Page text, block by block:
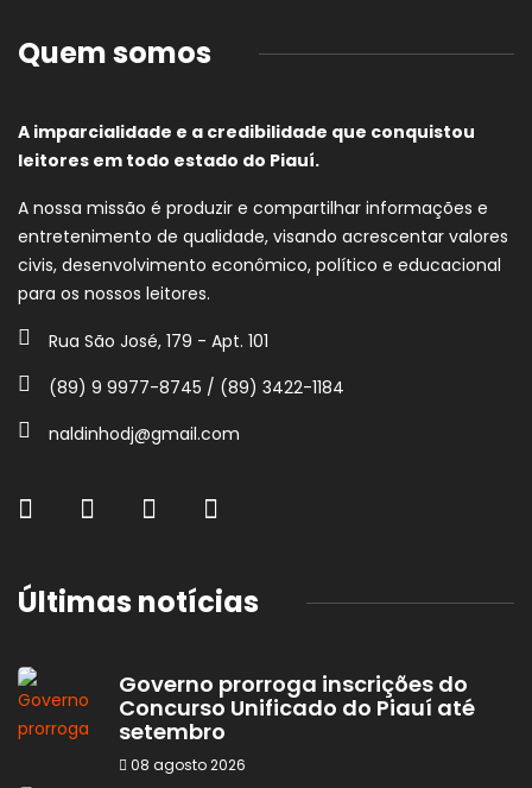
Quem somos
A imparcialidade e a credibilidade que conquistou
leitores em todo estado do Piauí.
A nossa missão é produzir e compartilhar informações e
entretenimento de qualidade, visando acrescentar valores
civis, desenvolvimento econômico, político e educacional
para os nossos leitores.
Rua São José, 179 - Apt. 101
(89) 9 9977-8745 / (89) 3422-1184
naldinhodj@gmail.com
Últimas notícias
Governo prorroga inscrições do
Concurso Unificado do Piauí até
setembro
08 agosto 2026